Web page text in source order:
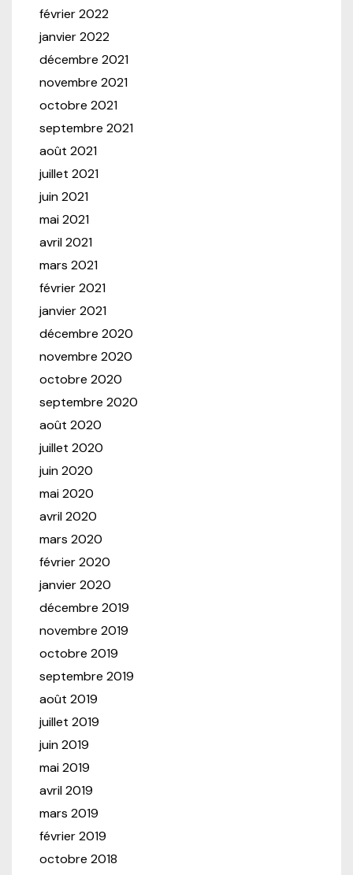
février 2022
janvier 2022
décembre 2021
novembre 2021
octobre 2021
septembre 2021
août 2021
juillet 2021
juin 2021
mai 2021
avril 2021
mars 2021
février 2021
janvier 2021
décembre 2020
novembre 2020
octobre 2020
septembre 2020
août 2020
juillet 2020
juin 2020
mai 2020
avril 2020
mars 2020
février 2020
janvier 2020
décembre 2019
novembre 2019
octobre 2019
septembre 2019
août 2019
juillet 2019
juin 2019
mai 2019
avril 2019
mars 2019
février 2019
octobre 2018